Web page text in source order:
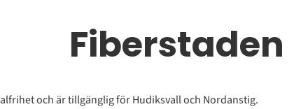
Fiberstaden
och är tillgänglig för Hudiksvall och Nordanstig.